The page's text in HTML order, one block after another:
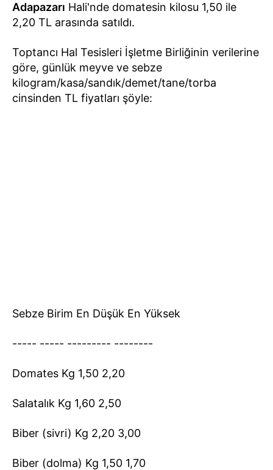
Adapazarı Hali'nde domatesin kilosu 1,50 ile
2,20 TL arasında satıldı.
Toptancı Hal Tesisleri İşletme Birliğinin verilerine
göre, günlük meyve ve sebze
kilogram/kasa/sandık/demet/tane/torba
cinsinden TL fiyatları şöyle:
Sebze Birim En Düşük En Yüksek
----- ----- --------- --------
Domates Kg 1,50 2,20
Salatalık Kg 1,60 2,50
Biber (sivri) Kg 2,20 3,00
Biber (dolma) Kg 1,50 1,70